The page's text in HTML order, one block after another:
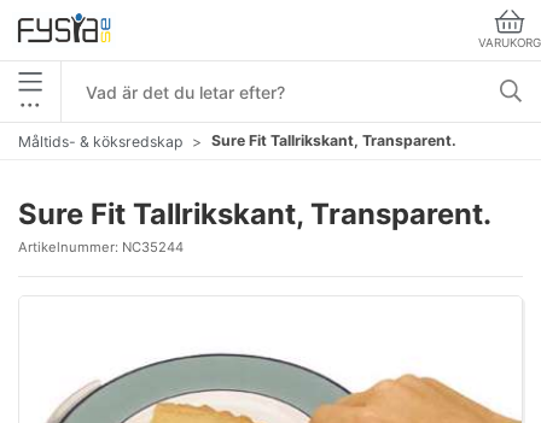
VARUKORG
•••
Måltids- & köksredskap Sure Fit Tallrikskant, Transparent.
Sure Fit Tallrikskant, Transparent.
Artikelnummer: NC35244